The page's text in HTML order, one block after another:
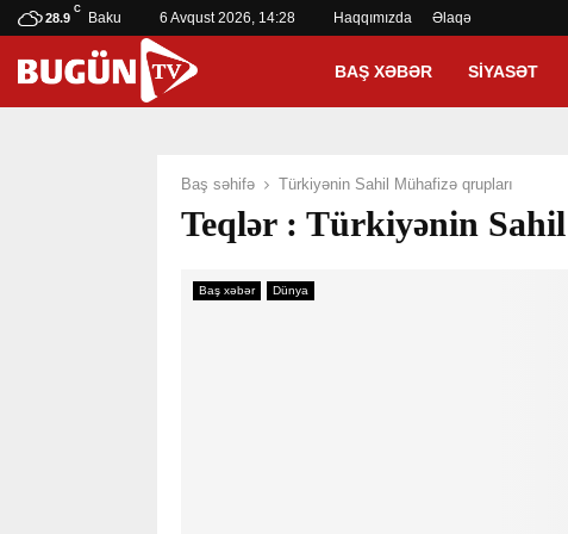
28.9
C
Baku 6 Avqust 2026, 14:28 Haqqımızda Əlaqə
BAŞ XƏBƏR SIYASƏT
Baş səhifə Türkiyənin Sahil Mühafizə qrupları
Teqlər : Türkiyənin
Baş xəbər Dünya